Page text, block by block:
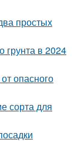
простых
грунта в 2024
опасного
сорта для